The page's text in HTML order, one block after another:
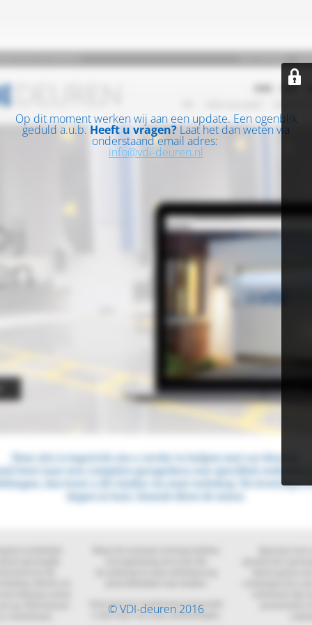
Op dit moment werken wij aan een update. Een ogenblik
geduld a.u.b. Heeft u vragen? Laat het dan weten via
onderstaand email adres:
info@vdi-deuren.nl
© VDI-deuren 2016